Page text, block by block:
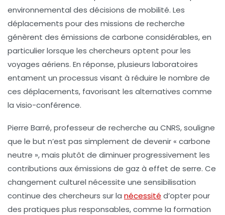
environnemental des décisions de mobilité. Les
déplacements pour des missions de recherche
génèrent des émissions de carbone considérables, en
particulier lorsque les chercheurs optent pour les
voyages aériens. En réponse, plusieurs laboratoires
entament un processus visant à réduire le nombre de
ces déplacements, favorisant les alternatives comme
la visio-conférence.
Pierre Barré, professeur de recherche au CNRS, souligne
que le but n’est pas simplement de devenir « carbone
neutre », mais plutôt de diminuer progressivement les
contributions aux émissions de gaz à effet de serre. Ce
changement culturel nécessite une sensibilisation
continue des chercheurs sur la nécessité d’opter pour
des pratiques plus responsables, comme la formation